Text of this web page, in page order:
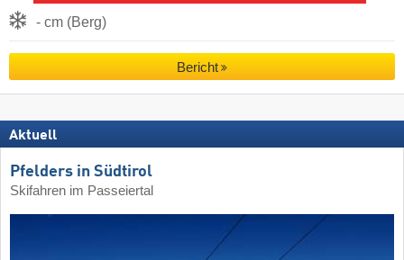
- cm (Berg)
Bericht
Aktuell
Pfelders in Südtirol
Skifahren im Passeiertal